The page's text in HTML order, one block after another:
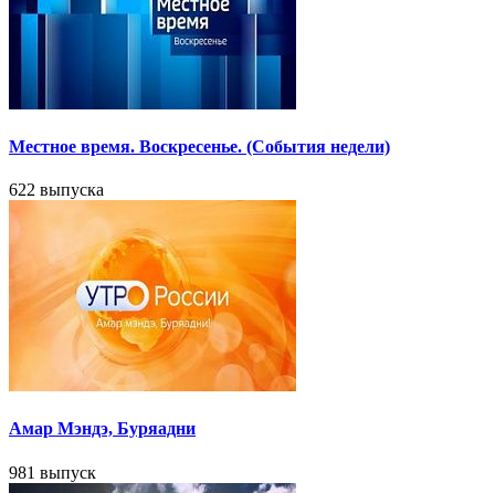
Местное время. Воскресенье. (События недели)
622 выпуска
Амар Мэндэ, Буряадни
981 выпуск